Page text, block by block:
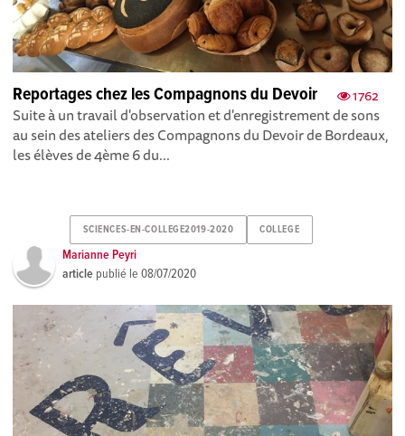
1762
Reportages chez les Compagnons du Devoir
Suite à un travail d'observation et d'enregistrement de sons
au sein des ateliers des Compagnons du Devoir de Bordeaux,
les élèves de 4ème 6 du...
SCIENCES-EN-COLLEGE2019-2020 COLLEGE
Marianne Peyri
article publié le08/07/2020